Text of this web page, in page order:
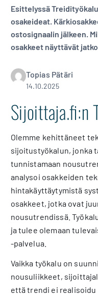
Esittelyssä
osakeideat.
ostosignaalin jälkeen.
osakkeet näyttävät
Topias Pätäri
14.10.2025
Sijoittaja.fi:n
Olemme kehittäneet
sijoitustyökalun, jonka
tunnistamaan
analysoi osakkeiden
hintakäyttäytymistä
osakkeet, jotka ovat
nousutrendissä.
ja tulee olemaan
-palvelua.
Vaikka työkalu on
nousuliikkeet,
että trendi ei